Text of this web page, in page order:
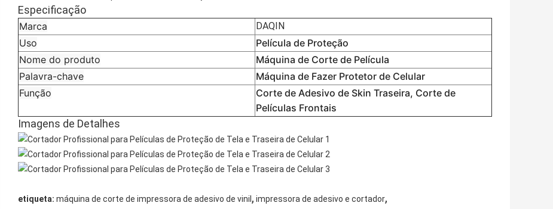
Especificação
Marca DAQIN
Uso
Película de Proteção
Nome do produto
Máquina de Corte de Película
Palavra-chave
Máquina de Fazer Protetor de Celular
Função
Corte de Adesivo de Skin Traseira, Corte de
Películas Frontais
Imagens de Detalhes
etiqueta: máquina de corte de impressora de adesivo de vinil , impressora de adesivo e cortador,